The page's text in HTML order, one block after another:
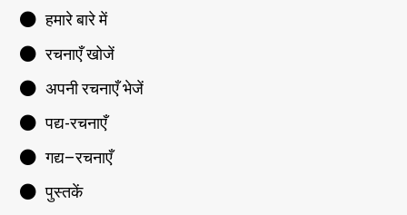
हमारे बारे में
रचनाएँ खोजें
अपनी रचनाएँ भेजें
पद्य-रचनाएँ
गद्य–रचनाएँ
पुस्तकें